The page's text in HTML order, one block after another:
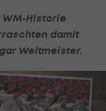
Historie
damit
Weltmeister.